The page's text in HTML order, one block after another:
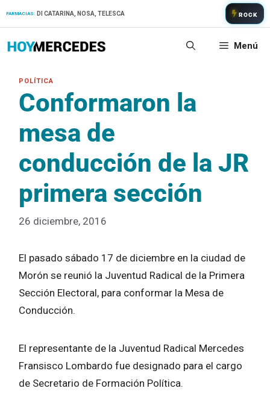
FARMACIAS: DI CATARINA, NOSA, TELESCA ROCK
Menú
Conformaron la
mesa de
conducción de la JR
primera sección
26 diciembre, 2016
El pasado sábado 17 de diciembre en la ciudad de
Morón se reunió la Juventud Radical de la Primera
Sección Electoral, para conformar la Mesa de
Conducción.
El representante de la Juventud Radical Mercedes
Fransisco Lombardo fue designado para el cargo
de Secretario de Formación Política.